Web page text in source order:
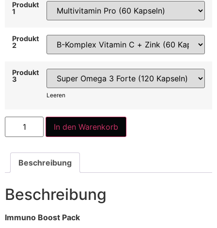
Produkt
1
Produkt
2
Produkt
3
Leeren
In den Warenkorb
Beschreibung
Beschreibung
Immuno Boost Pack